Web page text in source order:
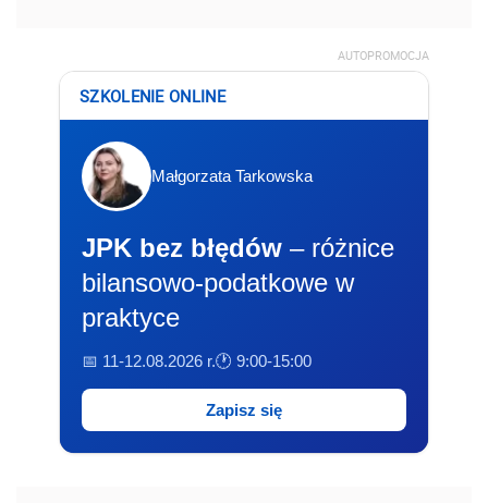
AUTOPROMOCJA
SZKOLENIE ONLINE
Małgorzata Tarkowska
JPK bez błędów – różnice
bilansowo-podatkowe w
praktyce
📅 11-12.08.2026 r.🕐 9:00-15:00
Zapisz się